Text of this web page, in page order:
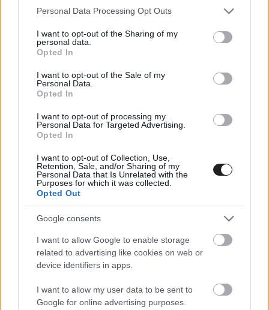
Please note that this website/app uses one or more Google
not limited to your visit or usage behaviour. You may click to
grant or deny consent to Google and its third-party tags to
use your data for below specified purposes in below Google
consent section.
Personal Data Processing Opt Outs
I want to opt-out of the Sharing of my
personal data.
Opted In
I want to opt-out of the Sale of my
Personal Data.
Opted In
I want to opt-out of processing my
Personal Data for Targeted Advertising.
Opted In
I want to opt-out of Collection, Use,
Retention, Sale, and/or Sharing of my
Personal Data that Is Unrelated with the
Purposes for which it was collected.
Opted Out
Google consents
I want to allow Google to enable storage
related to advertising like cookies on web or
device identifiers in apps.
I want to allow my user data to be sent to
Google for online advertising purposes.
Iszonyatosan nagy bukás, Álex
motorjának, majd hatalmasat esett
A leintés után a TNT Sports műsorában Michele
Masini sportigazgatóra hivatkozva még csak
annyi hangzott el, hogy Márquez állapota jobb,
mint amire számítottak, de nem sokkal később
megérkezett az első hivatalos információ. A
Gresini rövid közleményéből kiderült, hogy a
kétszeres világbajnok C7-es csigolyájában apró
törést találtak, emiatt a jövő héten további
vártak, az a szintén törött kulcscsontja, ugyanis
azt még vasárnap rögzítik egy lemezzel műtéti